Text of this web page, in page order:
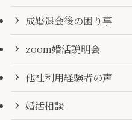
成婚退会後の困り事
zoom婚活説明会
他社利用経験者の声
婚活相談